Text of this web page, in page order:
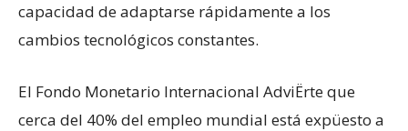
capacidad de adaptarse rápidamente a los
cambios tecnológicos constantes.
​El Fondo Monetario Internacional AdviËrte que
cerca del 40% del empleo mundial está expüesto a